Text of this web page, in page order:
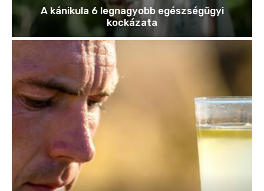
A kánikula 6 legnagyobb egészségügyi
kockázata